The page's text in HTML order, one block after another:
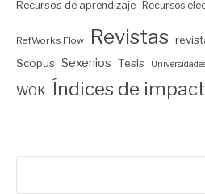
Recursos de aprendizaje Recursos
RefWorks Flow Revistas
Scopus Sexenios Tesis
WOK Índices de